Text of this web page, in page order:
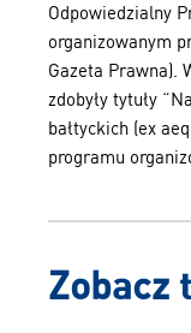
Odpowiedzialny
organizowanym
Gazeta Prawna).
zdobyły tytuły
bałtyckich (ex
programu
Zobacz